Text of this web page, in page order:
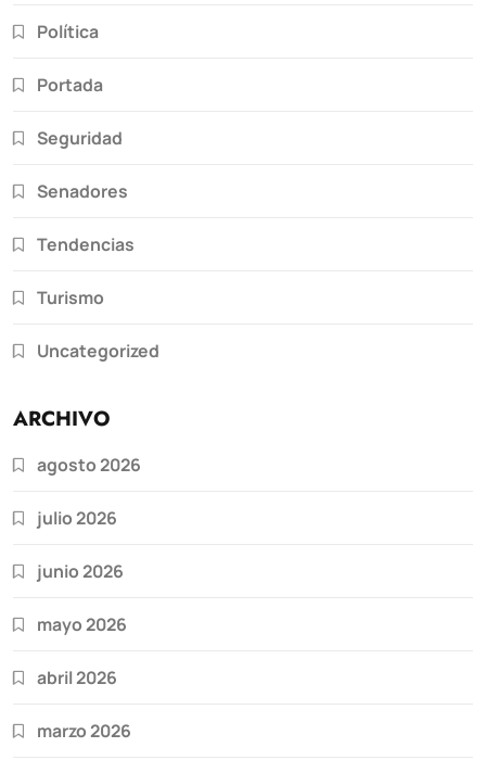
Política
Portada
Seguridad
Senadores
Tendencias
Turismo
Uncategorized
ARCHIVO
agosto 2026
julio 2026
junio 2026
mayo 2026
abril 2026
marzo 2026